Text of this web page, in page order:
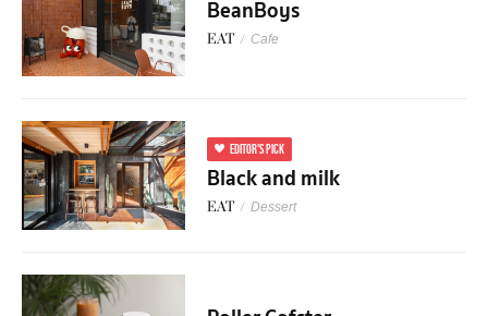
BeanBoys
EAT / Cafe
EDITOR'S PICK
Black and milk
EAT / Dessert